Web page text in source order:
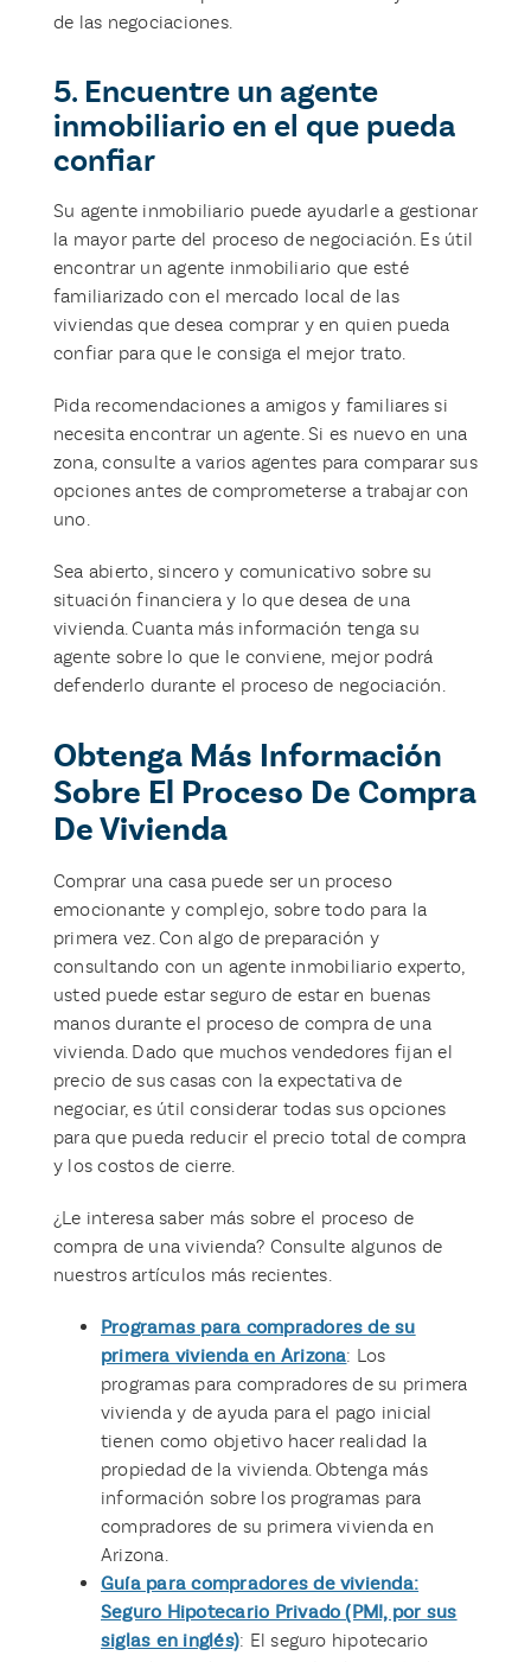
de las negociaciones.
5. Encuentre un agente
inmobiliario en el que pueda
confiar
Su agente inmobiliario puede ayudarle a gestionar
la mayor parte del proceso de negociación. Es útil
encontrar un agente inmobiliario que esté
familiarizado con el mercado local de las
viviendas que desea comprar y en quien pueda
confiar para que le consiga el mejor trato.
Pida recomendaciones a amigos y familiares si
necesita encontrar un agente. Si es nuevo en una
zona, consulte a varios agentes para comparar sus
opciones antes de comprometerse a trabajar con
uno.
Sea abierto, sincero y comunicativo sobre su
situación financiera y lo que desea de una
vivienda. Cuanta más información tenga su
agente sobre lo que le conviene, mejor podrá
defenderlo durante el proceso de negociación.
Obtenga Más Información
Sobre El Proceso De Compra
De Vivienda
Comprar una casa puede ser un proceso
emocionante y complejo, sobre todo para la
primera vez. Con algo de preparación y
consultando con un agente inmobiliario experto,
usted puede estar seguro de estar en buenas
manos durante el proceso de compra de una
vivienda. Dado que muchos vendedores fijan el
precio de sus casas con la expectativa de
negociar, es útil considerar todas sus opciones
para que pueda reducir el precio total de compra
y los costos de cierre.
¿Le interesa saber más sobre el proceso de
compra de una vivienda? Consulte algunos de
nuestros artículos más recientes.
Programas para compradores de su
primera vivienda en Arizona: Los
programas para compradores de su primera
vivienda y de ayuda para el pago inicial
tienen como objetivo hacer realidad la
propiedad de la vivienda. Obtenga más
información sobre los programas para
compradores de su primera vivienda en
Arizona.
Guía para compradores de vivienda:
Seguro Hipotecario Privado (PMI, por sus
siglas en inglés): El seguro hipotecario